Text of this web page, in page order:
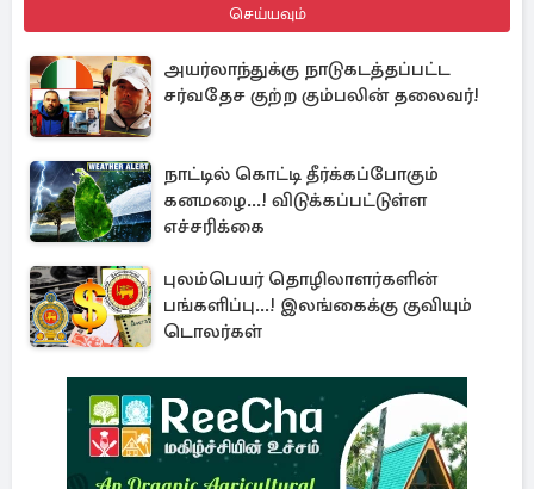
செய்யவும்
அயர்லாந்துக்கு நாடுகடத்தப்பட்ட
சர்வதேச குற்ற கும்பலின் தலைவர்!
நாட்டில் கொட்டி தீர்க்கப்போகும்
கனமழை...! விடுக்கப்பட்டுள்ள
எச்சரிக்கை
புலம்பெயர் தொழிலாளர்களின்
பங்களிப்பு...! இலங்கைக்கு குவியும்
டொலர்கள்